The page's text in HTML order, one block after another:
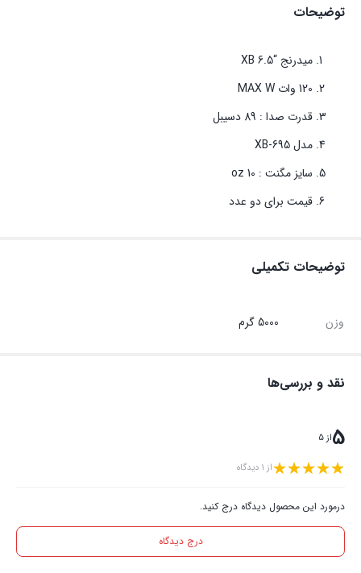
توضیحات
میدرنج “6.5 XB
120 وات MAX W
قدرت صدا : 89 دسیبل
مدل XB-695
سایز مگنت : 10 oz
قیمت برای دو عدد
توضیحات تکمیلی
وزن 5000 گرم
نقد و بررسی‌ها
5از 5
از 1 دیدگاه
درمورد این محصول دیدگاه درج کنید.
درج دیدگاه